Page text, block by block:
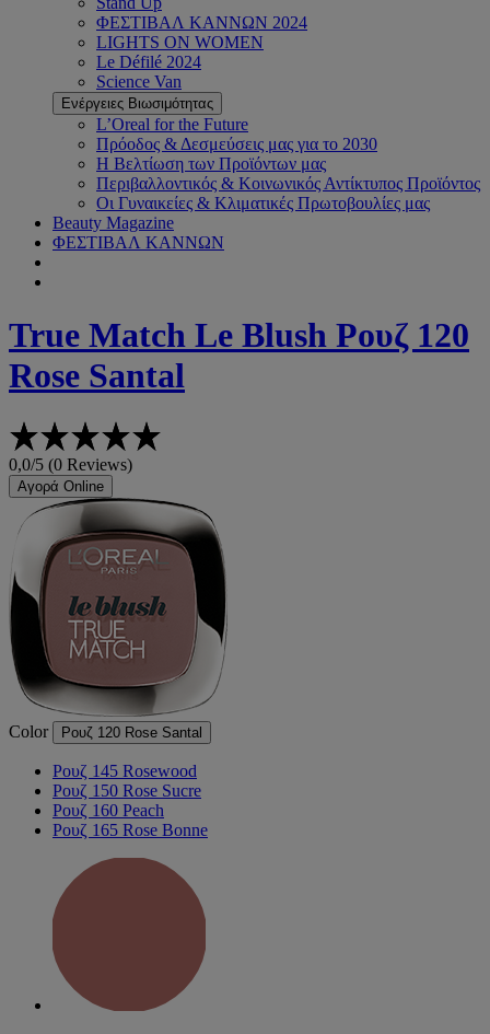
ΦΕΣΤΙΒΑΛ ΚΑΝΝΩΝ 2024
LIGHTS ON WOMEN
Le Défilé 2024
Science Van
Ενέργειες Βιωσιμότητας
L’Oreal for the Future
Πρόοδος & Δεσμεύσεις μας για το 2030
Η Βελτίωση των Προϊόντων μας
Περιβαλλοντικός & Κοινωνικός Αντίκτυπος Προϊόντος
Οι Γυναικείες & Κλιματικές Πρωτοβουλίες μας
Beauty Magazine
ΦΕΣΤΙΒΑΛ ΚΑΝΝΩΝ
True Match Le Blush Ρουζ 120
Rose Santal
0,0/5 (0 Reviews)
Αγορά Online
Color Ρουζ 120 Rose Santal
Ρουζ 145 Rosewood
Ρουζ 150 Rose Sucre
Ρουζ 160 Peach
Ρουζ 165 Rose Bonne